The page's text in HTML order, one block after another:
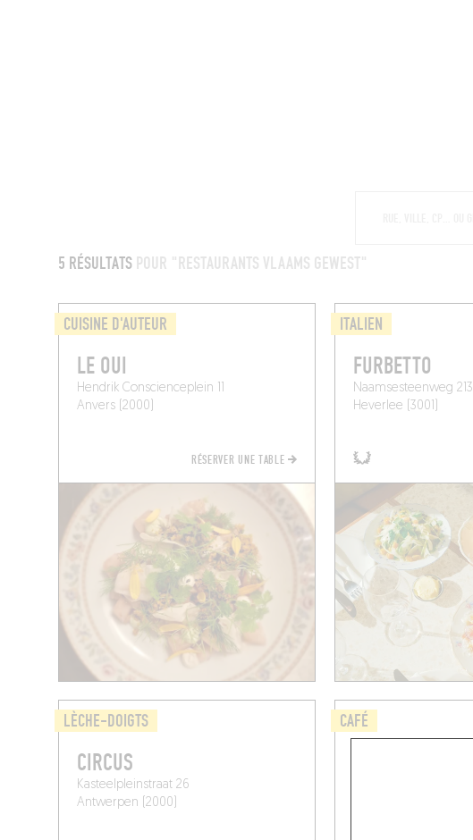
5 RÉSULTATS POUR "RESTAURANTS VLAAMS GEWEST"
CUISINE D'AUTEUR
LE OUI
Hendrik Conscienceplein 11
Anvers (2000)
RÉSERVER UNE TABLE
ITALIEN
FURBETTO
Naamsesteenweg 213
Heverlee (3001)
LÈCHE-DOIGTS
CIRCUS
Kasteelpleinstraat 26
Antwerpen (2000)
CAFÉ